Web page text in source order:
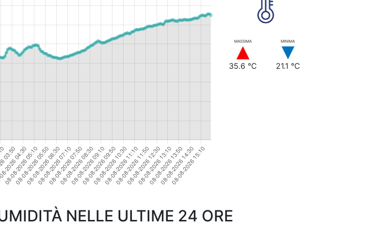
MASSIMA
35.6 °C
MINIMA
21.1 °C
NELLE ULTIME 24 ORE